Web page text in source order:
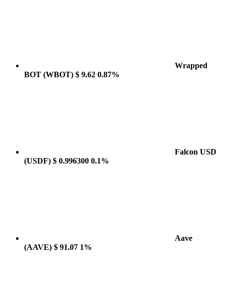
Wrapped
BOT (WBOT) $ 9.62 0.87%
Falcon USD
(USDF) $ 0.996300 0.1%
Aave
(AAVE) $ 91.07 1%